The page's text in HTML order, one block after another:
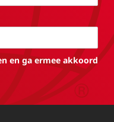
en ga ermee akkoord